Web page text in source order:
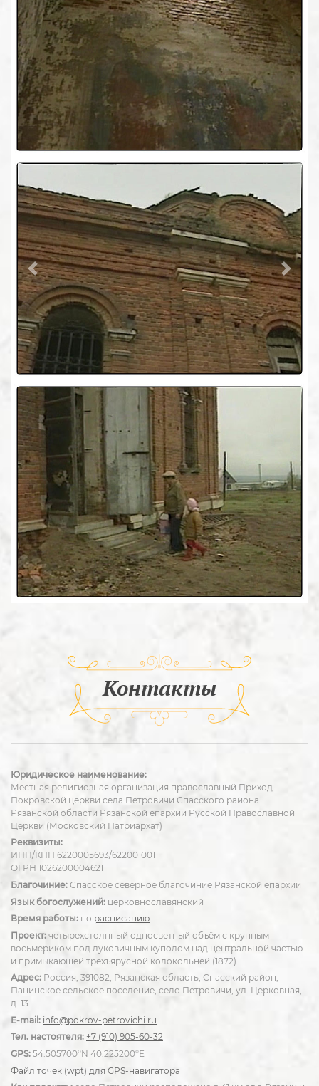
Previous Next
Контакты
Юридическое наименование:
Местная религиозная организация православный Приход
Покровской церкви села Петровичи Спасского района
Рязанской области Рязанской епархии Русской Православной
Церкви (Московский Патриархат)
Реквизиты:
ИНН/КПП 6220005693/622001001
ОГРН 1026200004621
Благочиние: Спасское северное благочиние Рязанской епархии
Язык богослужений: церковнославянский
Время работы: по расписанию
Проект: четырехстолпный односветный объём с крупным
восьмериком под луковичным куполом над центральной частью
и примыкающей трехъярусной колокольней (1872)
Адрес: Россия, 391082, Рязанская область, Спасский район,
Панинское сельское поселение, село Петровичи, ул. Церковная,
д. 13
E-mail: info@pokrov-petrovichi.ru
Тел. настоятеля: +7 (910) 905-60-32
GPS: 54.505700°N 40.225200°E
Файл точек (wpt) для GPS-навигатора